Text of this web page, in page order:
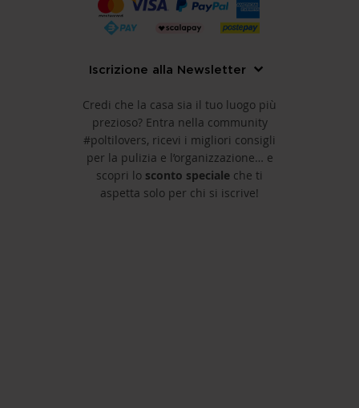
Iscrizione alla Newsletter
Credi che la casa sia il tuo luogo più
prezioso? Entra nella community
#poltilovers, ricevi i migliori consigli
per la pulizia e l’organizzazione… e
scopri lo sconto speciale che ti
aspetta solo per chi si iscrive!